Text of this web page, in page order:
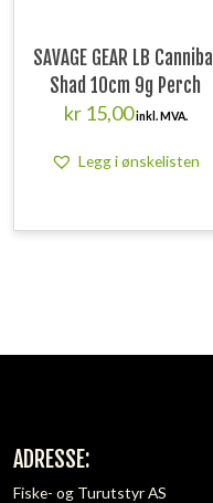
SAVAGE GEAR LB Cannibal
Shad 10cm 9g Perch
kr15,00inkl. MVA.
Legg i ønskelisten
ADRESSE:
Fiske- og Turutstyr AS